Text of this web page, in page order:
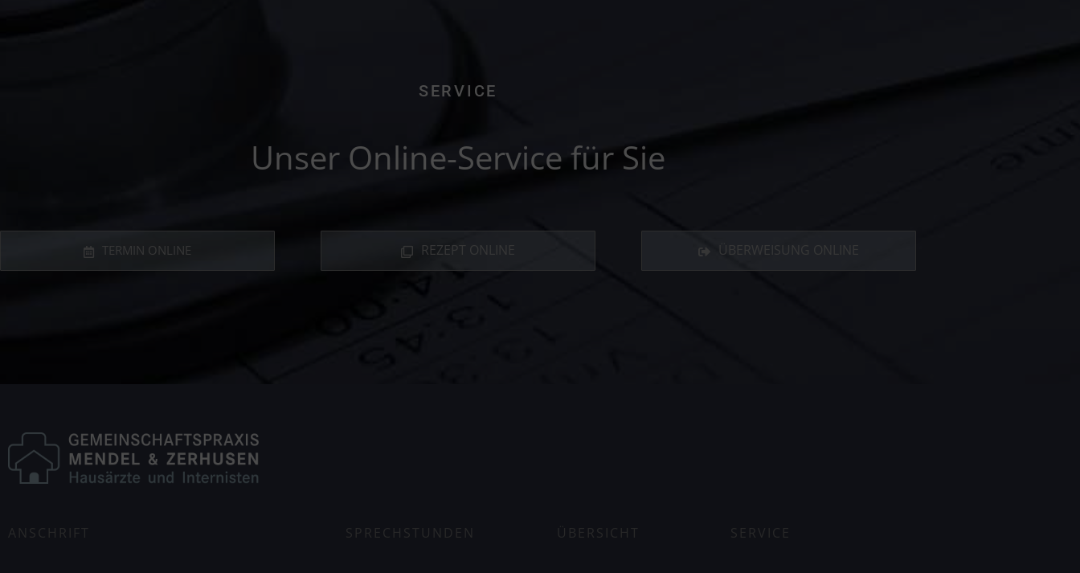
SERVICE
Unser Online-Service für Sie
TERMIN ONLINE REZEPT ONLINE ÜBERWEISUNG ONLINE
ANSCHRIFT SPRECHSTUNDEN ÜBERSICHT SERVICE